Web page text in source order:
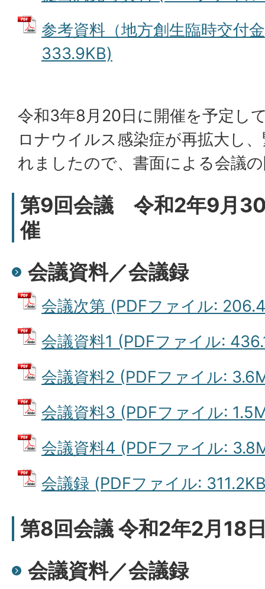
参考資料（地方創生臨時交付
333.9KB)
令和3年8月20日に開催を予定し
ロナウイルス感染症が再拡大し
れましたので、書面による会議
第9回会議 令和2年9月
催
会議資料／会議録
会議次第 (PDFファイル:
会議資料1 (PDFファイル:
会議資料2 (PDFファイル:
会議資料3 (PDFファイル:
会議資料4 (PDFファイル:
会議録 (PDFファイル:
第8回会議 令和2年2月18
会議資料／会議録